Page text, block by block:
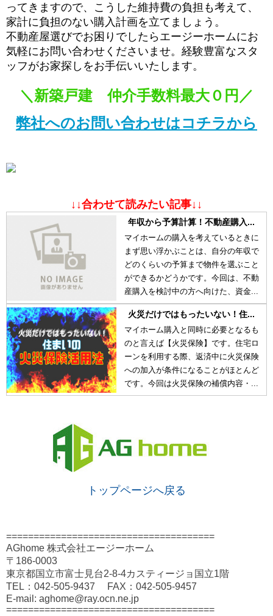
ってきますので、 こうした維持費の負担も考えて、
家計に負担のない購入計画を立てましょう。
不動産屋選びでお困りでしたらエージーホームにお
気軽にお問い合わせくださいませ。経験豊富なスタ
ッフがお家探しをお手伝いいたします。
＼新築戸建 仲介手数料最大０円／
弊社へのお問い合わせはコチラから
↓↓合わせて読みたい記事↓↓
年収から予算計算！不動産購入...
マイホームの購入を考えているときに
まず思い浮かぶことは、自分の年収で
どのくらいの予算まで物件を選ぶこと
ができるかどうかです。今回は、不動
産購入を検討中の方へ向けた、資金...
火災だけではもったいない！住...
マイホーム購入と同時に必要となるも
のと言えば【火災保険】です。住宅ロ
ーンを利用する際、返済中に火災保険
への加入が条件になることがほとんど
です。今回は火災保険の補償内容・...
トップページへ戻る
======================================
AGhome 株式会社エージーホーム
〒186-0003
東京都国立市富士見台2-8-4カスティージョ国立1階
TEL：042-505-9437 FAX：042-505-9457
E-mail: aghome@ray.ocn.ne.jp
======================================